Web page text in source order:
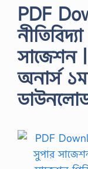
PDF
সাজেশন |
অনার্স